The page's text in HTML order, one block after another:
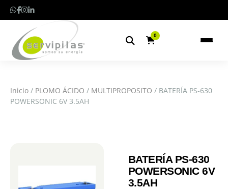
0
Inicio / PLOMO ÁCIDO / MULTIPROPOSITO / BATERÍA PS-630
POWERSONIC 6V 3.5AH
BATERÍA PS-630
POWERSONIC 6V
3.5AH